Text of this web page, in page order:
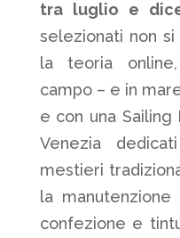
tra luglio e
selezionati non
la teoria
campo – e in
e con una Sailing
Venezia
mestieri
la
confezione e